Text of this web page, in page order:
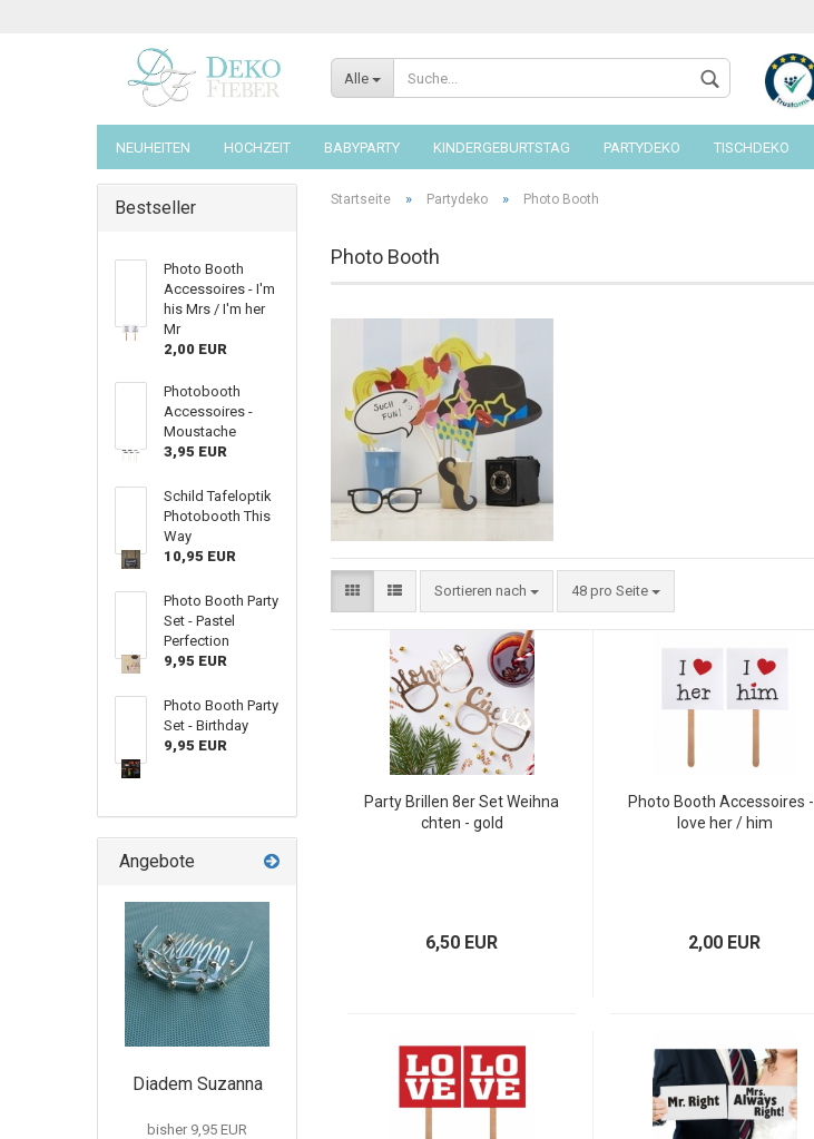
Alle
NEUHEITEN HOCHZEIT BABYPARTY KINDERGEBURTSTAG PARTYDEKO TISCHDEKO
Startseite » Partydeko » Photo Booth
Photo Booth
Sortieren nach 48 pro Seite
Party Brillen 8er Set Weihna
chten - gold
6,50 EUR
Photo Booth Accessoires - I
love her / him
2,00 EUR
Bestseller
Photo Booth
Accessoires - I'm
his Mrs / I'm her
Mr
2,00 EUR
Photobooth
Accessoires -
Moustache
3,95 EUR
Schild Tafeloptik
Photobooth This
Way
10,95 EUR
Photo Booth Party
Set - Pastel
Perfection
9,95 EUR
Photo Booth Party
Set - Birthday
9,95 EUR
Angebote
Diadem Suzanna
bisher 9,95 EUR